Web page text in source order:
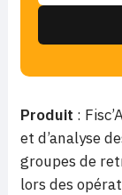
Produit :
et d’analyse
groupes de
lors des